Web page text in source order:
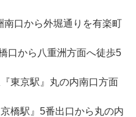
口から外堀通りを有楽町
ら八重洲方面へ徒歩5
京駅』丸の内南口方面
』5番出口から丸の内